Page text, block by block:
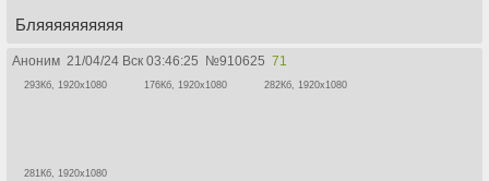
Бляяяяяяяяяя
Аноним 21/04/24 Вск 03:46:25 №910625 71
293Кб, 1920x1080 176Кб, 1920x1080 282Кб, 1920x1080
281Кб, 1920x1080